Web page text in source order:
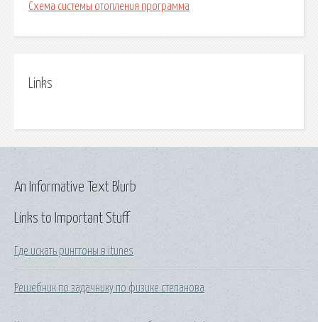
Схема системы отопления программа
Links
Links to Important Stuff
Где искать рингтоны в itunes
Решебник по задачнику по физике степанова
An Informative Text Blurb